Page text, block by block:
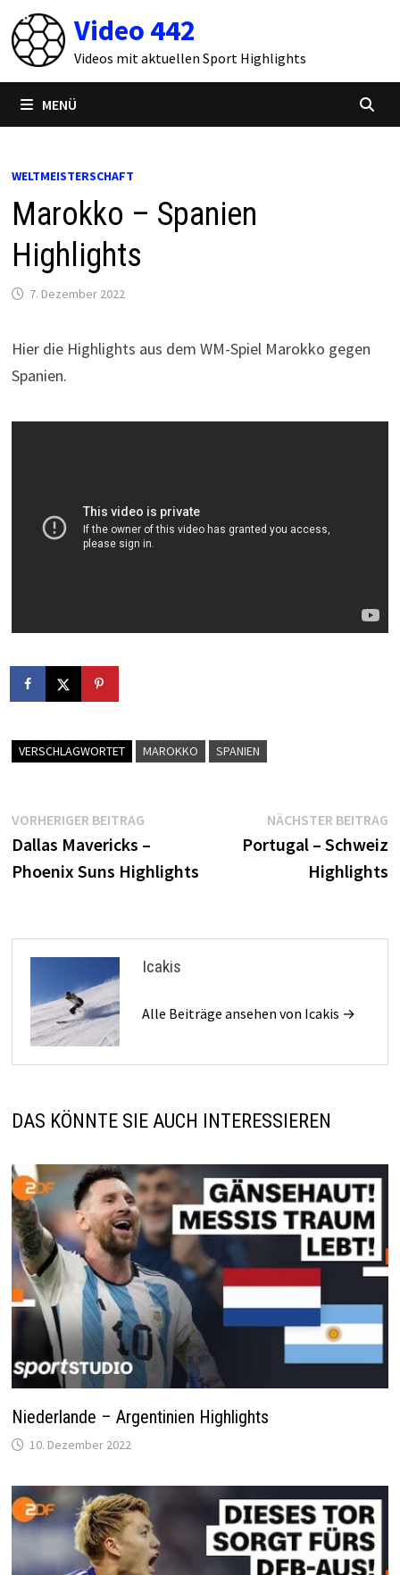
Zum
Inhalt
springen
Video 442
Videos mit aktuellen Sport Highlights
MENÜ
WELTMEISTERSCHAFT
Marokko – Spanien
Highlights
7. Dezember 2022
Hier die Highlights aus dem WM-Spiel Marokko gegen
Spanien.
VERSCHLAGWORTET MAROKKO SPANIEN
Beitragsnavigation
VORHERIGER BEITRAGVorheriger
Beitrag:
Dallas Mavericks –
Phoenix Suns Highlights
NÄCHSTER BEITRAG
Portugal – Schweiz
Highlights
Icakis
Alle Beiträge ansehen von Icakis →
DAS KÖNNTE SIE AUCH INTERESSIEREN
Niederlande – Argentinien Highlights
10. Dezember 2022